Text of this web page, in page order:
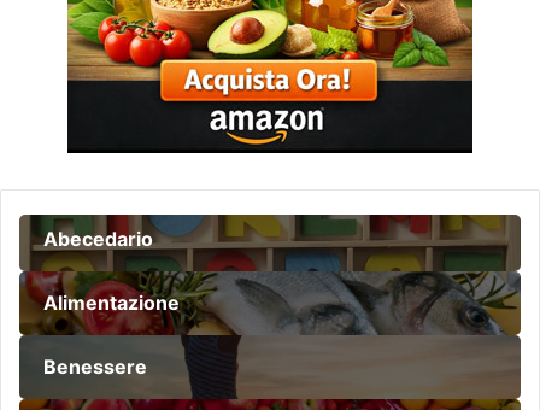
Abecedario
Alimentazione
Benessere